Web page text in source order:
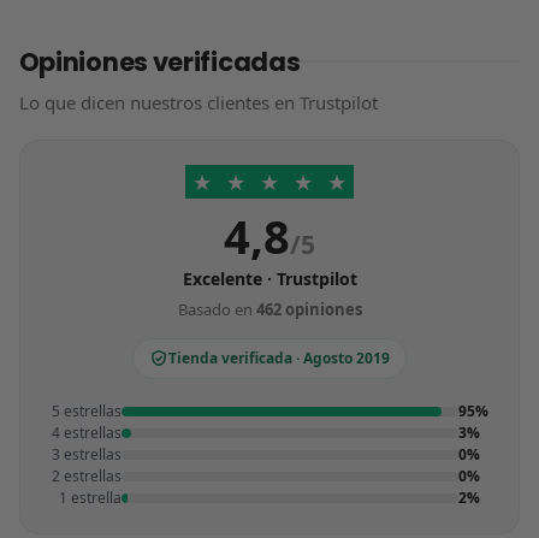
Opiniones verificadas
Lo que dicen nuestros clientes en Trustpilot
★ ★ ★ ★ ★
4,8/5
Excelente · Trustpilot
Basado en 462 opiniones
Tienda verificada · Agosto 2019
5 estrellas
95%
4 estrellas
3%
3 estrellas
0%
2 estrellas
0%
1 estrella
2%